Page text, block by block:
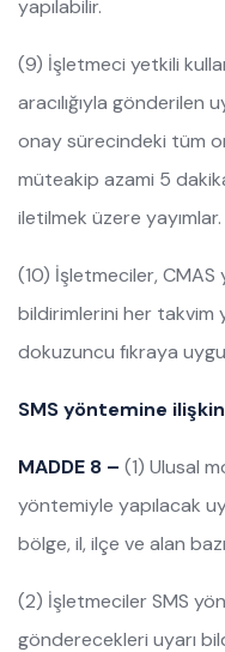
yapılabilir.
(9) İşletmeci yetkili
aracılığıyla gönderilen
onay sürecindeki tüm
müteakip azami 5
iletilmek üzere yayımlar.
(10) İşletmeciler, CMAS
bildirimlerini her takvim
dokuzuncu fıkraya
SMS yöntemine
MADDE 8 – (1) Ulusal
yöntemiyle yapılacak
bölge, il, ilçe ve alan
(2) İşletmeciler SMS
gönderecekleri uyarı